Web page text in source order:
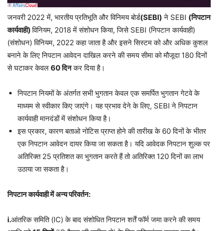
जनवरी 2022 में, भारतीय प्रतिभूति और विनिमय बोर्ड(SEBI) ने SEBI (निपटान
कार्यवाही)विनियम, 2018 में संशोधन किया, जिसे SEBI (निपटान कार्यवाही)
(संशोधन) विनियम, 2022 कहा जाता है और इसने सिस्टम को और अधिक कुशल
बनाने के लिए निपटान आवेदन दाखिल करने की समय सीमा को मौजूदा 180 दिनों
से घटाकर केवल 60 दिनकर दिया है।
निपटान नियमों के अंतर्गत सभी भुगतान केवल एक समर्पित भुगतान गेटवे के
माध्यम से स्वीकार किए जाएंगे। यह प्रभाव देने के लिए, SEBI ने निपटान
कार्यवाही मानदंडों में संशोधन किया है।
इस प्रकार, कारण बताओ नोटिस प्राप्त होने की तारीख के 60 दिनों के भीतर
एक निपटान आवेदन दायर किया जा सकता है। यदि आवेदक निपटान शुल्क पर
अतिरिक्त 25 प्रतिशत का भुगतान करते हैं तो अतिरिक्त 120 दिनों का लाभ
उठाया जा सकता है।
निपटान कार्यवाही में अन्य परिवर्तन:
i.आंतरिक समिति (IC) के बाद संशोधित निपटान शर्तें फॉर्म जमा करने की समय